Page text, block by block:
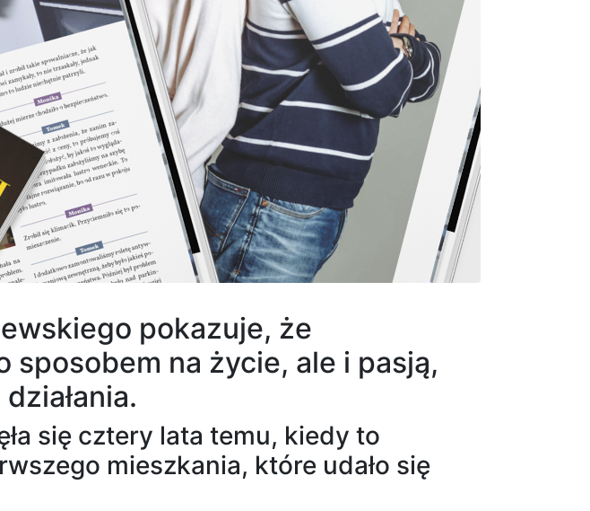
pokazuje, że
na życie, ale i pasją,
się cztery lata temu, kiedy to
mieszkania, które udało się